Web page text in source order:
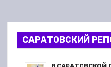
з
а
САРАТОВСКИЙ